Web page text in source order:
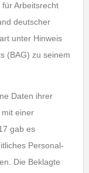
Arbeitsrecht
deutscher
unter Hinweis
(BAG) zu seinem
Daten ihrer
mit einer
gab es
Personal-
Die Beklagte